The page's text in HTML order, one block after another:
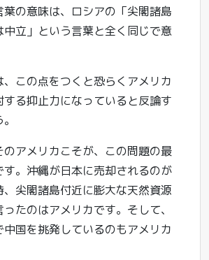
葉の意味は、ロシアの「尖閣諸島
中立」という言葉と全く同じで意
この点をつくと恐らくアメリカ
する抑止力になっていると反論す
のアメリカこそが、この問題の最
す。沖縄が日本に売却されるのが
、尖閣諸島付近に膨大な天然資源
たのはアメリカです。そして、
中国を挑発しているのもアメリカ